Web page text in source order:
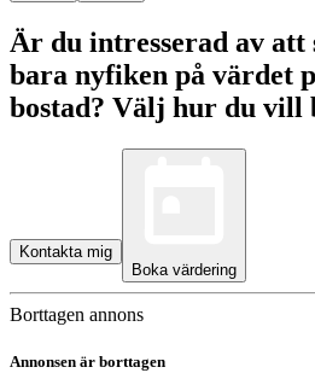
Är du intresserad av att
bara nyfiken på värdet
bostad? Välj hur du vill
Kontakta mig
Boka värdering
Borttagen annons
Annonsen är borttagen